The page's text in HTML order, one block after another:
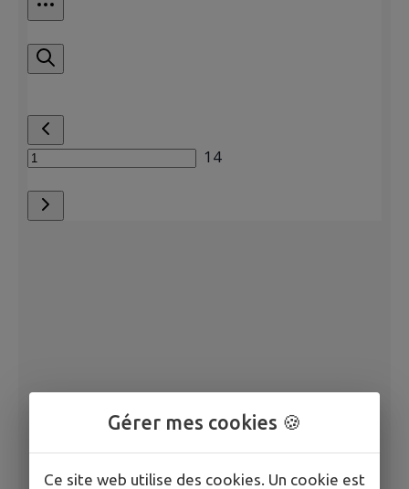
Gérer mes cookies 🍪
Ce site web utilise des cookies. Un cookie est